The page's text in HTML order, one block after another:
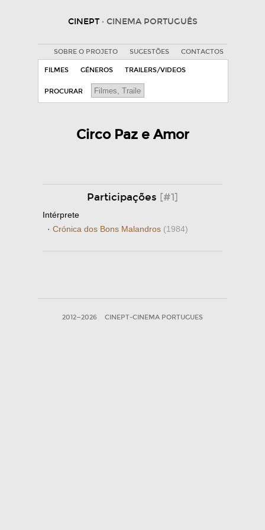
CINEPT · CINEMA PORTUGUÊS
SOBRE O PROJETO SUGESTÕES CONTACTOS
FILMES GÉNEROS TRAILERS/VIDEOS
PROCURAR
Circo Paz e Amor
Participações [#1]
Intérprete
· Crónica dos Bons Malandros (1984)
2012—2026 CINEPT-CINEMA PORTUGUES